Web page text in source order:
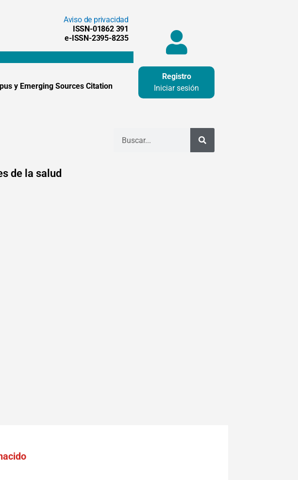
Aviso de privacidad
ISSN-01862 391
e-ISSN-2395-8235
y Emerging Sources Citation
Registro
Iniciar sesión
de la salud